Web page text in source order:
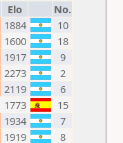
Elo
No.
1884
10
1600
18
1917
9
2273
2
2119
6
1773
15
1934
7
1919
8